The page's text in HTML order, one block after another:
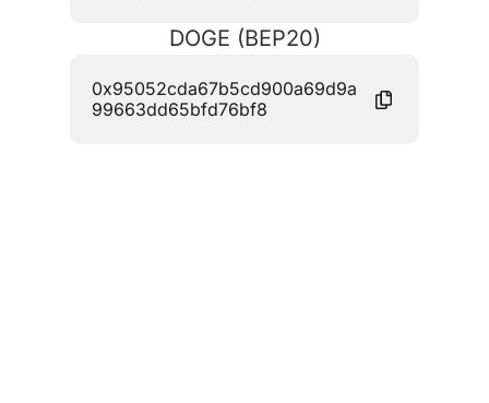
DOGE (BEP20)
0x95052cda67b5cd900a69d9a
99663dd65bfd76bf8